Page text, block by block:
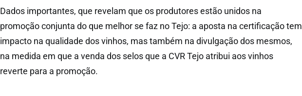
Dados importantes, que revelam que os produtores estão unidos na
promoção conjunta do que melhor se faz no Tejo: a aposta na certificação tem
impacto na qualidade dos vinhos, mas também na divulgação dos mesmos,
na medida em que a venda dos selos que a CVR Tejo atribui aos vinhos
reverte para a promoção.